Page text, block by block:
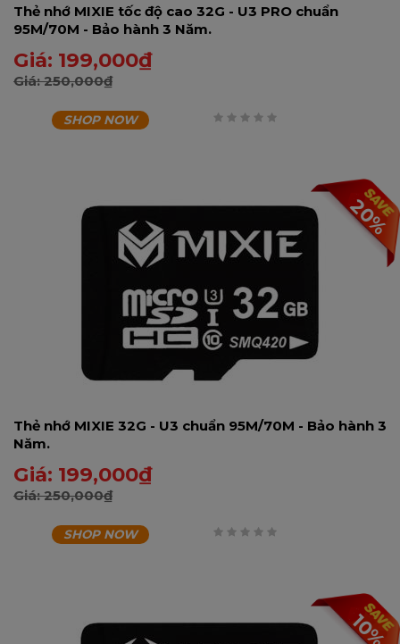
Thẻ nhớ MIXIE tốc độ cao 32G - U3 PRO chuẩn
95M/70M - Bảo hành 3 Năm.
Giá: 199,000₫
Giá:250,000₫
SHOP NOW
20%
Thẻ nhớ MIXIE 32G - U3 chuẩn 95M/70M - Bảo hành 3
Năm.
Giá: 199,000₫
Giá:250,000₫
SHOP NOW
10%